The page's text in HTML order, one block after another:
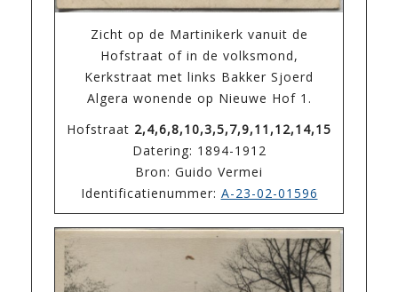
Zicht op de Martinikerk vanuit de
Hofstraat of in de volksmond,
Kerkstraat met links Bakker Sjoerd
Algera wonende op Nieuwe Hof 1.
Hofstraat 2,4,6,8,10,3,5,7,9,11,12,14,15
Datering: 1894-1912
Bron: Guido Vermei
Identificatienummer: A-23-02-01596